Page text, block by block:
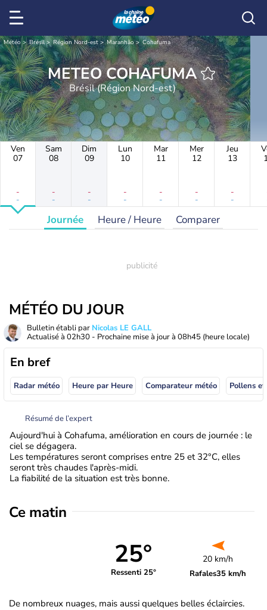
Météo Brésil Région Nord-est Maranhão Cohafuma
METEO COHAFUMA
Brésil (Région Nord-est)
Ven
07
-
-
Sam
08
-
-
Dim
09
-
-
Lun
10
-
-
Mar
11
-
-
Mer
12
-
-
Jeu
13
-
-
Journée Heure / Heure Comparer
MÉTÉO DU JOUR
Bulletin établi par Nicolas LE GALL
Actualisé à 02h30 - Prochaine mise à jour à 08h45 (heure locale)
En bref
Radar météo Heure par Heure Comparateur météo Pollens
Résumé de l’expert
Aujourd'hui à Cohafuma, amélioration en cours de journée : le
ciel se dégagera.
Les températures seront comprises entre 25 et 32°C, elles
seront très chaudes l'après-midi.
La fiabilité de la situation est très bonne.
Ce matin
25°
Ressenti 25°
20 km/h
Rafales35 km/h
De nombreux nuages, mais aussi quelques belles éclaircies.